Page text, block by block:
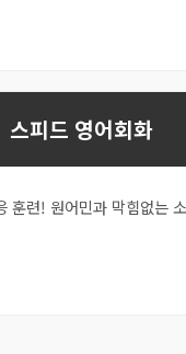
스피드 영어회화
훈련! 원어민과 막힘없는